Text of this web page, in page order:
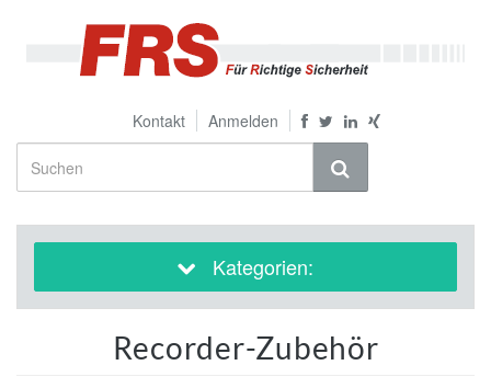
Kontakt Anmelden
Kategorien:
Recorder-Zubehör